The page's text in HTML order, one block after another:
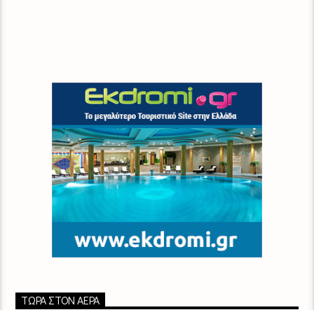
ΤΏΡΑ ΣΤΟΝ ΑΈΡΑ